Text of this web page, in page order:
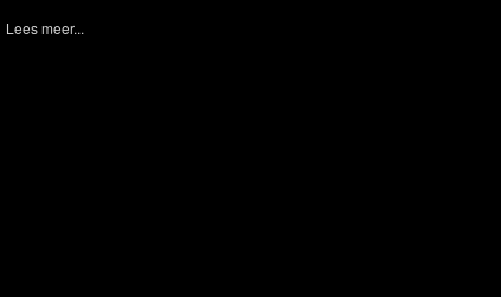
Lees meer...